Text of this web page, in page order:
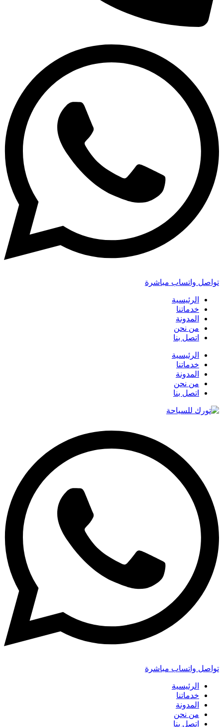
تواصل واتساب مباشرة
الرئيسية
خدماتنا
المدونة
من نحن
اتصل بنا
الرئيسية
خدماتنا
المدونة
من نحن
اتصل بنا
تواصل واتساب مباشرة
الرئيسية
خدماتنا
المدونة
من نحن
اتصل بنا